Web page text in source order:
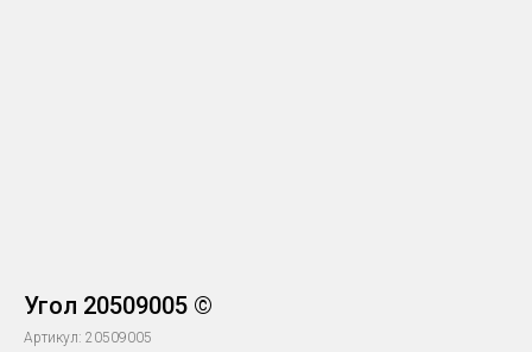
Угол 20509005 ©
Артикул: 20509005